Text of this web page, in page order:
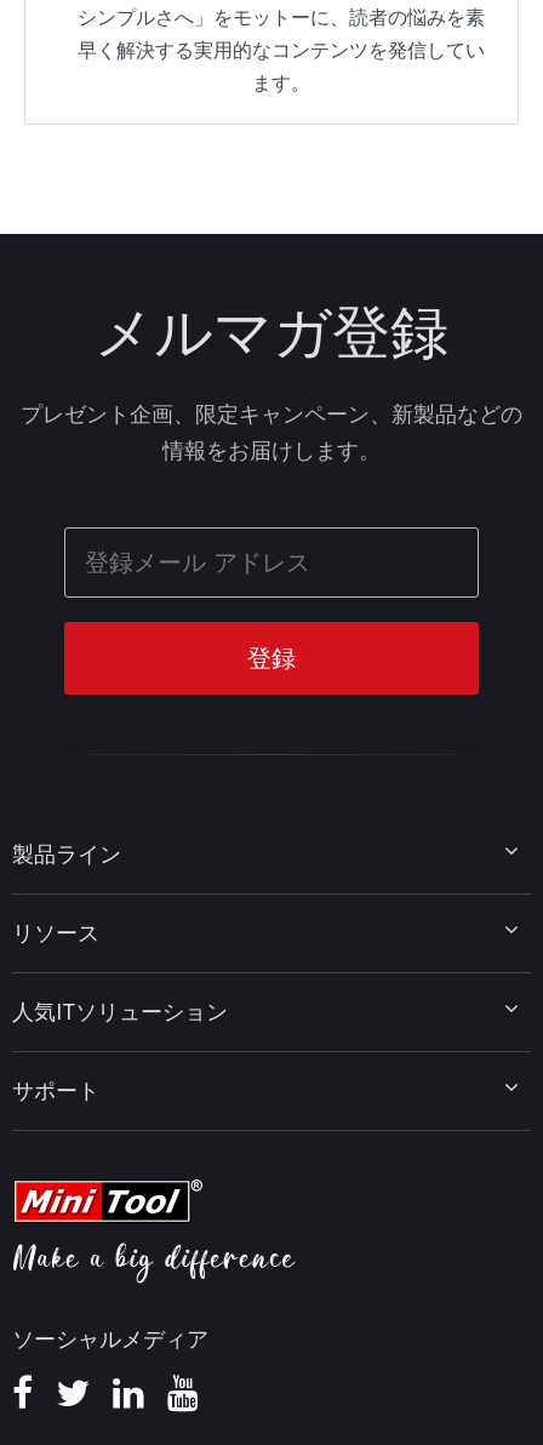
シンプルさへ」をモットーに、読者の悩みを素
早く解決する実用的なコンテンツを発信してい
ます。
メルマガ登録
プレゼント企画、限定キャンペーン、新製品などの
情報をお届けします。
ソーシャルメディア
製品ライン
MiniTool Power Data Recovery
MiniTool PDF Editor
MiniTool MovieMaker
MiniTool uTube Downloader
リソース
データ復元ヒント
PDF編集ヒント
動画編集ヒント
ビデオ変換ヒント
画面録画ヒント
知識ベース
人気ITソリューション
MiniTool ニュースセンター
サポート
ヘルプ